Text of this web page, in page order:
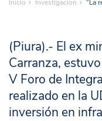
Inicio Investigación “La
(Piura).- El ex
Carranza,
V Foro de
realizado en la
inversión en